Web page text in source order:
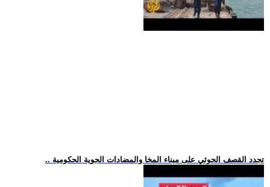
.. تجدد القصف الحوثي على ميناء المخا والمضادات الجوية الحكومية